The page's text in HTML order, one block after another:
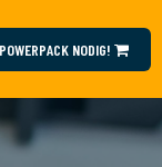
language NODIG!